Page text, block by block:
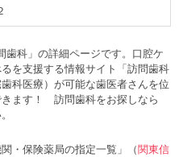
歯科」の詳細ページです。口腔ケ
を支援する情報サイト「訪問歯科
科医療）が可能な歯医者さんを位
ます！ 訪問歯科をお探しなら
・保険薬局の指定一覧」（関東信